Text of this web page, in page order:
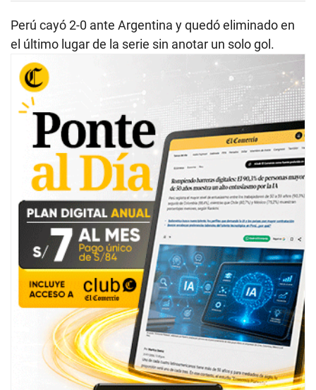
o
n
d
s
Perú cayó 2-0 ante Argentina y quedó eliminado en
el último lugar de la serie sin anotar un solo gol.